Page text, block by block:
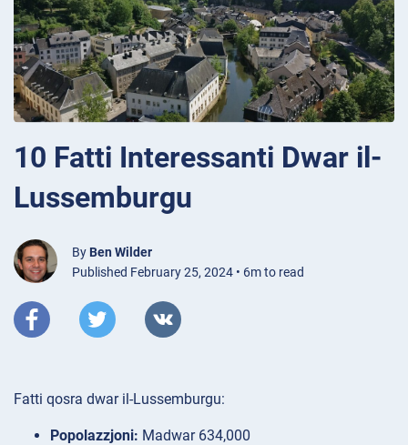
10 Fatti Interessanti Dwar il-
Lussemburgu
By Ben Wilder
Published February 25, 2024 • 6m to read
Fatti qosra dwar il-Lussemburgu:
Popolazzjoni: Madwar 634,000